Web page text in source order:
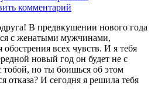
комментарий
В предвкушении нового года
с женатыми мужчинами,
обострения всех чувств. И я тебя
новый год он будет не с
но ты боишься об этом
отказа? И сегодня я решила тебя